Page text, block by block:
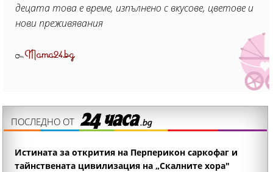
децата това е време, изпълнено с вкусове, цветове и
нови преживявания
ОтMama24.bg
ПОСЛЕДНО ОТ
Истината за открития на Перперикон саркофаг и
тайнствената цивилизация на „Скалните хора"